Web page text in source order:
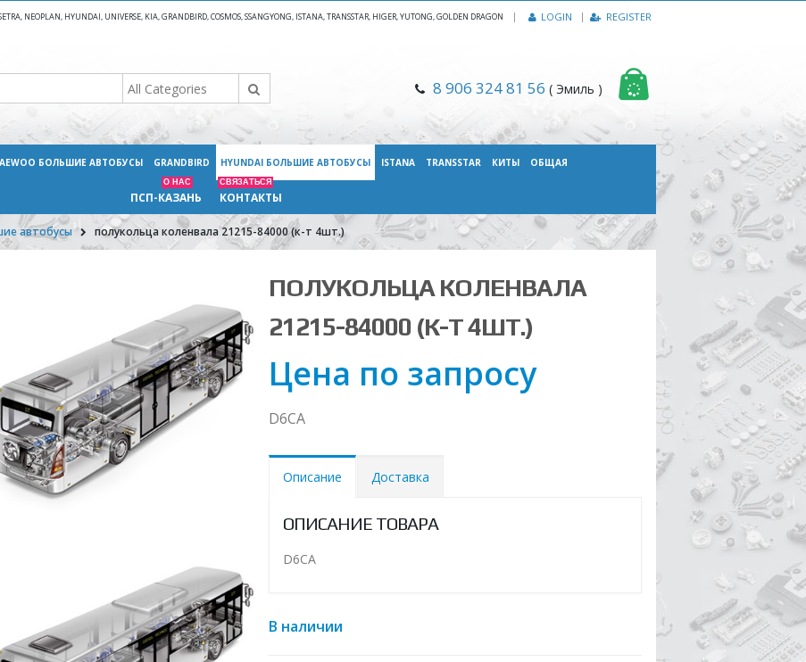
HYUNDAI, UNIVERSE, KIA, GRANDBIRD, COSMOS, SSANGYONG, ISTANA, TRANSSTAR, HIGER, YUTONG, GOLDEN DRAGON | LOGIN REGISTER
8 906 324 81 56 ( Эмиль )
БОЛЬШИЕ АВТОБУСЫ GRANDBIRD HYUNDAI БОЛЬШИЕ АВТОБУСЫ ISTANA TRANSSTAR КИТЫ ОБЩАЯ
ПСП-КАЗАНЬ
О НАС
КОНТАКТЫ
СВЯЗАТЬСЯ
автобусы полукольца коленвала 21215-84000 (к-т 4шт.)
ПОЛУКОЛЬЦА КОЛЕНВАЛА
21215-84000 (К-Т 4ШТ.)
Цена по запросу
D6CA
Описание Доставка
ОПИСАНИЕ ТОВАРА
D6CA
В наличии